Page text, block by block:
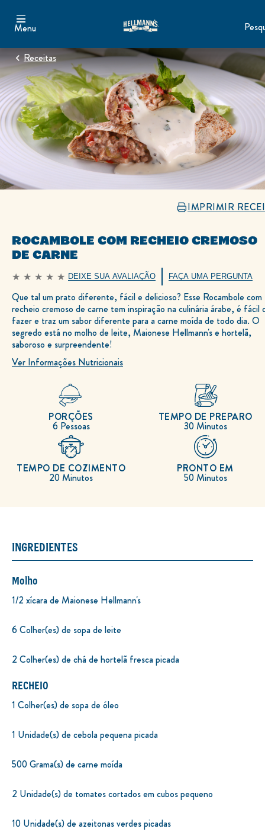
Menu
Receitas
IMPRIMIR
ROCAMBOLE COM RECHEIO CREMOSO
DE CARNE
Nenhuma
enviada
para
este
recipe
DEIXE SUA AVALIAÇÃO FAÇA UMA PERGUNTA
Que tal um prato diferente, fácil e delicioso? Esse Rocambole com
recheio cremoso de carne tem inspiração na culinária árabe, é fácil
fazer e traz um sabor diferente para a carne moída de todo dia. O
segredo está no molho de leite, Maionese Hellmann's e hortelã,
saboroso e surpreendente!
Ver Informações Nutricionais
6 Pessoas
PORÇÕES
30 Minutos
TEMPO DE PREPARO
20 Minutos
TEMPO DE COZIMENTO
50 Minutos
PRONTO EM
INGREDIENTES
Molho
1/2 xícara de Maionese Hellmann's
6 Colher(es) de sopa de leite
2 Colher(es) de chá de hortelã fresca picada
RECHEIO
1 Colher(es) de sopa de óleo
1 Unidade(s) de cebola pequena picada
500 Grama(s) de carne moída
2 Unidade(s) de tomates cortados em cubos pequeno
10 Unidade(s) de azeitonas verdes picadas